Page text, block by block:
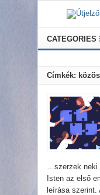
CATEGORIES
Címkék:
…szerzek neki
Isten az első
leírása szerint.